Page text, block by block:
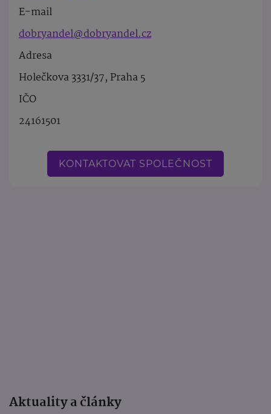
E-mail
dobryandel@dobryandel.cz
Adresa
Holečkova 3331/37, Praha 5
IČO
24161501
KONTAKTOVAT SPOLEČNOST
Aktuality a články